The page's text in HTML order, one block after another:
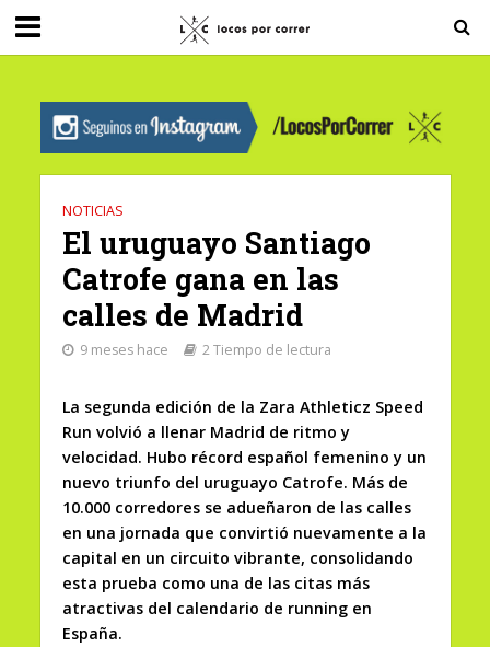
G-0X2PD3RFLV
NOTICIAS
El uruguayo Santiago
Catrofe gana en las
calles de Madrid
9 meses hace 2 Tiempo de lectura
La segunda edición de la Zara Athleticz Speed
Run volvió a llenar Madrid de ritmo y
velocidad. Hubo récord español femenino y un
nuevo triunfo del uruguayo Catrofe. Más de
10.000 corredores se adueñaron de las calles
en una jornada que convirtió nuevamente a la
capital en un circuito vibrante, consolidando
esta prueba como una de las citas más
atractivas del calendario de running en
España.